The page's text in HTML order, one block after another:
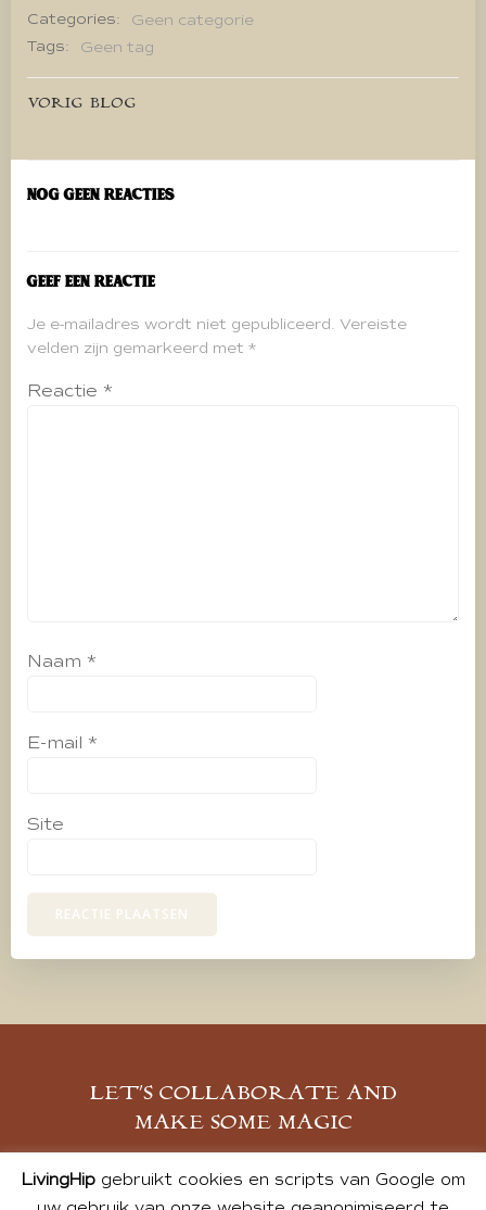
Categories:
Geen categorie
Tags:
Geen tag
Bericht
navigatie
VORIG BLOG
Nog geen reacties
Geef een reactie
Je e-mailadres wordt niet gepubliceerd. Vereiste
velden zijn gemarkeerd met *
Reactie *
Naam *
E-mail *
Site
LET’S COLLABORATE AND
MAKE SOME MAGIC
MELD JE AAN
LivingHipgebruikt cookies en scripts van Google om